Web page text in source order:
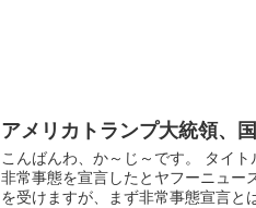
アメリカトランプ大統領、
こんばんわ、か～じ～です。 タイ
非常事態を宣言したとヤフーニュー
を受けますが、まず非常事態宣言と